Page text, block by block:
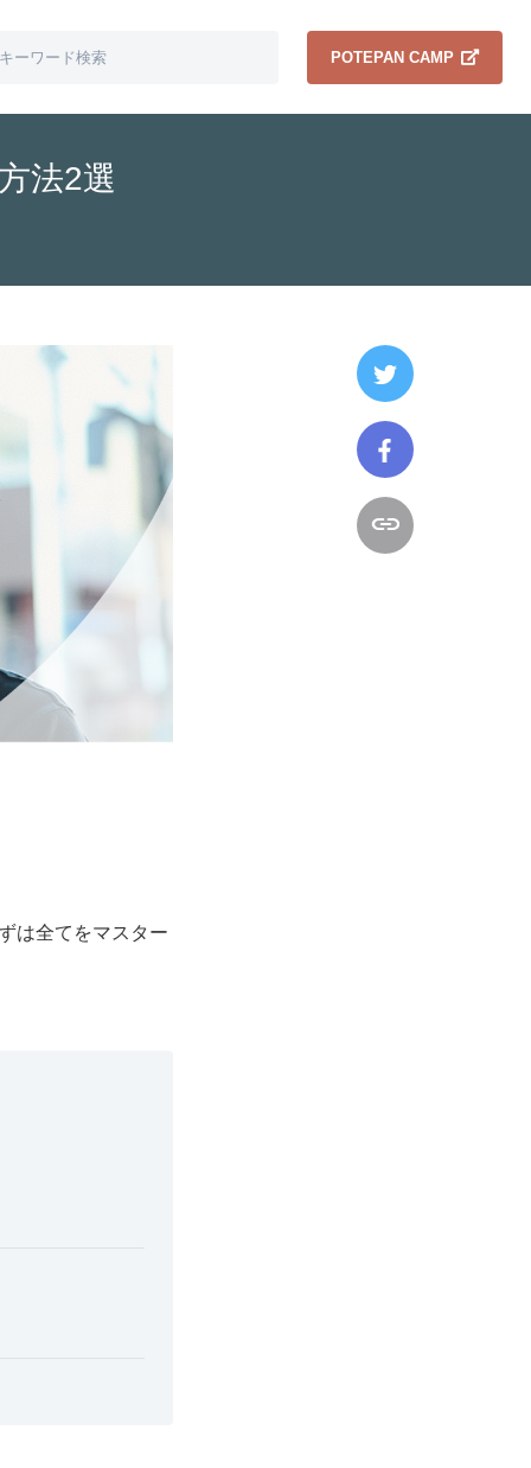
POTEPAN CAMP
法2選
は全てをマスター